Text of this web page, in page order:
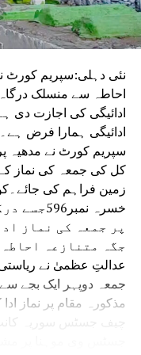
نئی دہلی:سپریم کورٹ
احاطہ سے منسلک
ادائیگی کی اجازت دی
ادائیگی ہمارا فرض
سپریم کورٹ نے
کل کی جمعہ کی نماز
زمین فراہم کی
خسرہ
پر جمعہ کی نماز
جگہ متنازعہ
عدالتِ عظمیٰ نے
جمعہ دوپہر ایک بجے
مذکورہ مقام پر نماز